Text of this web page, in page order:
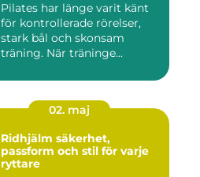
Pilates har länge varit känt
för kontrollerade rörelser,
stark bål och skonsam
träning. När träninge...
02. maj
Ridhjälm säkerhet,
passform och stil för varje
ryttare